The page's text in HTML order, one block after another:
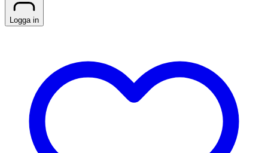
Logga in